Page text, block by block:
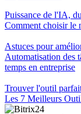
Puissance de l'IA,
Comment choisir le
Astuces pour
Automatisation des
temps en entreprise
Trouver l'outil
Les 7 Meilleurs